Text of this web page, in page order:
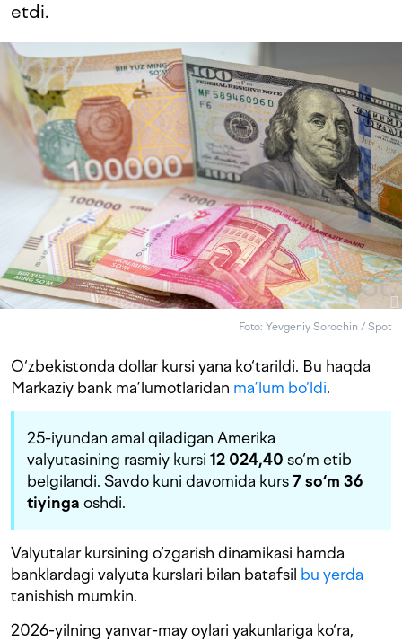
etdi.
Foto: Yevgeniy Sorochin / Spot
O‘zbekistonda dollar kursi yana ko‘tarildi. Bu haqda
Markaziy bank ma’lumotlaridan ma’lum bo‘ldi.
25-iyundan amal qiladigan Amerika
valyutasining rasmiy kursi 12 024,40 so‘m etib
belgilandi. Savdo kuni davomida kurs7 so‘m 36
tiyinga oshdi.
Valyutalar kursining o‘zgarish dinamikasi hamda
banklardagi valyuta kurslari bilan batafsil bu yerda
tanishish mumkin.
2026-yilning yanvar-may oylari yakunlariga ko‘ra,